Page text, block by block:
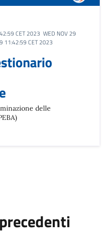
CET 2023 WED NOV 29
11:42:59 CET 2023
delle